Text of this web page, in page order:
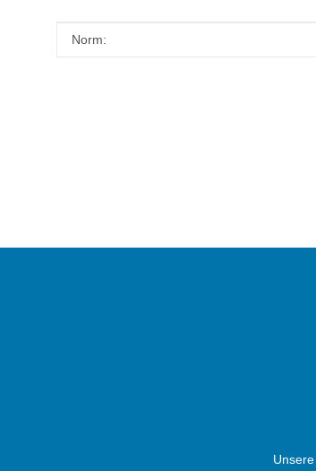
Produkteigenschaft
Wert
Norm: